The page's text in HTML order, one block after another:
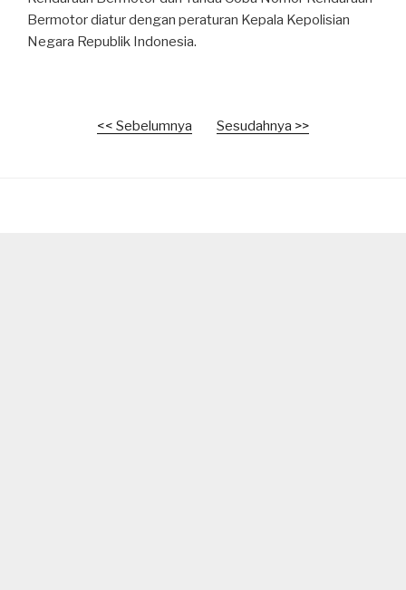
Bermotor diatur dengan peraturan Kepala Kepolisian
Negara Republik Indonesia.
<< Sebelumnya Sesudahnya >>